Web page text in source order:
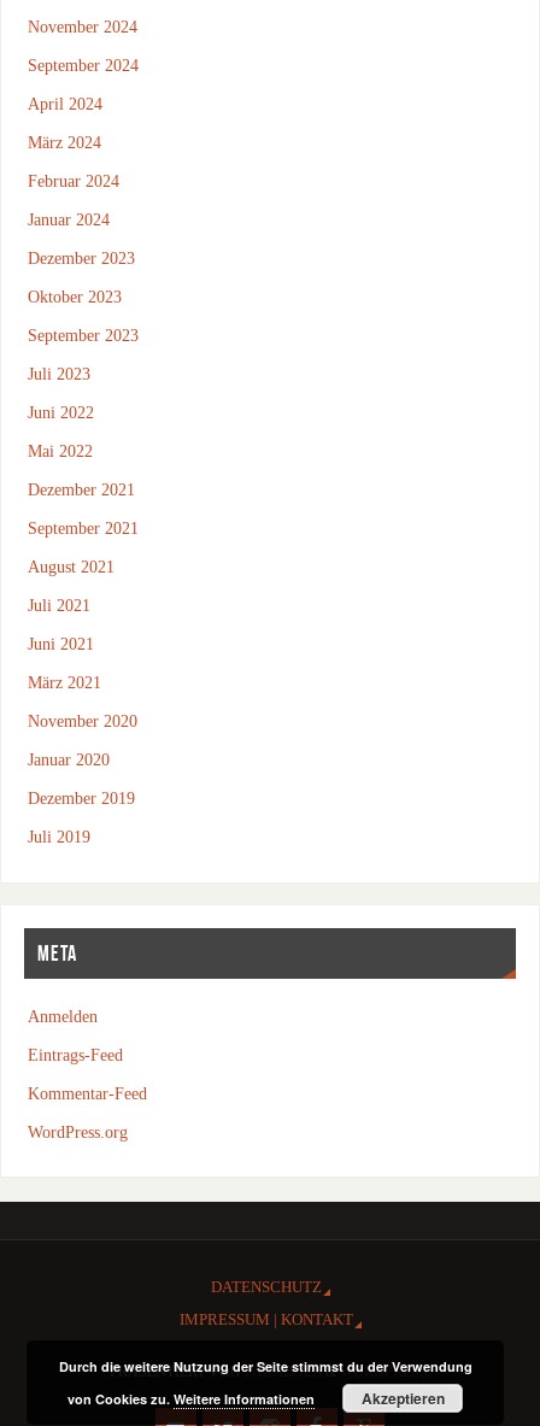
November 2024
September 2024
April 2024
März 2024
Februar 2024
Januar 2024
Dezember 2023
Oktober 2023
September 2023
Juli 2023
Juni 2022
Mai 2022
Dezember 2021
September 2021
August 2021
Juli 2021
Juni 2021
März 2021
November 2020
Januar 2020
Dezember 2019
Juli 2019
META
Anmelden
Eintrags-Feed
Kommentar-Feed
WordPress.org
DATENSCHUTZ
IMPRESSUM | KONTAKT
PRÄSENTIERT VONPARABOLA&WORDPRESS.
Durch die weitere Nutzung der Seite stimmst du der Verwendung
von Cookies zu.Weitere Informationen Akzeptieren